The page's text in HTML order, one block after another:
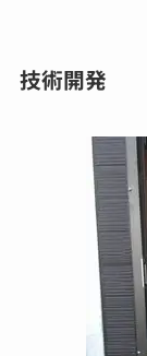
技術開発